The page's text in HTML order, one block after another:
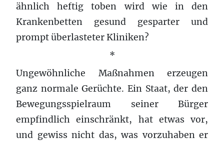
ähnlich heftig toben wird wie in den
Krankenbetten gesund gesparter und
prompt überlasteter Kliniken?
*
Ungewöhnliche Maßnahmen erzeugen
ganz normale Gerüchte. Ein Staat, der den
Bewegungsspielraum seiner Bürger
empfindlich einschränkt, hat etwas vor,
und gewiss nicht das, was vorzuhaben er